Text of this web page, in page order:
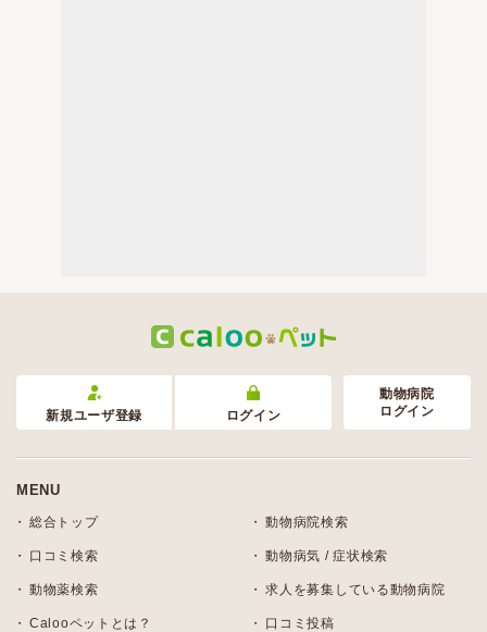
新規ユーザ登録 ログイン
動物病院
ログイン
MENU
総合トップ 動物病院検索
口コミ検索 動物病気 / 症状検索
動物薬検索 求人を募集している動物病院
Calooペットとは？ 口コミ投稿